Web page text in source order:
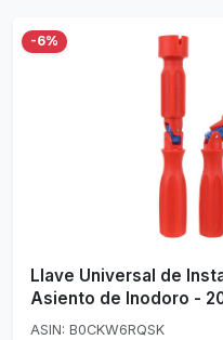
-6%
Llave Universal de
Asiento de Inodoro -
ASIN: B0CKW6RQSK